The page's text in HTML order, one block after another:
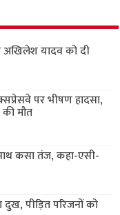
अखिलेश यादव को दी
पर भीषण हादसा,
मौत
कसा तंज, कहा-एसी-
दुख, पीड़ित परिजनों को